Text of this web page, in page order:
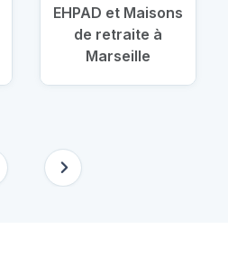
EHPAD et Maisons
de retraite à
Marseille